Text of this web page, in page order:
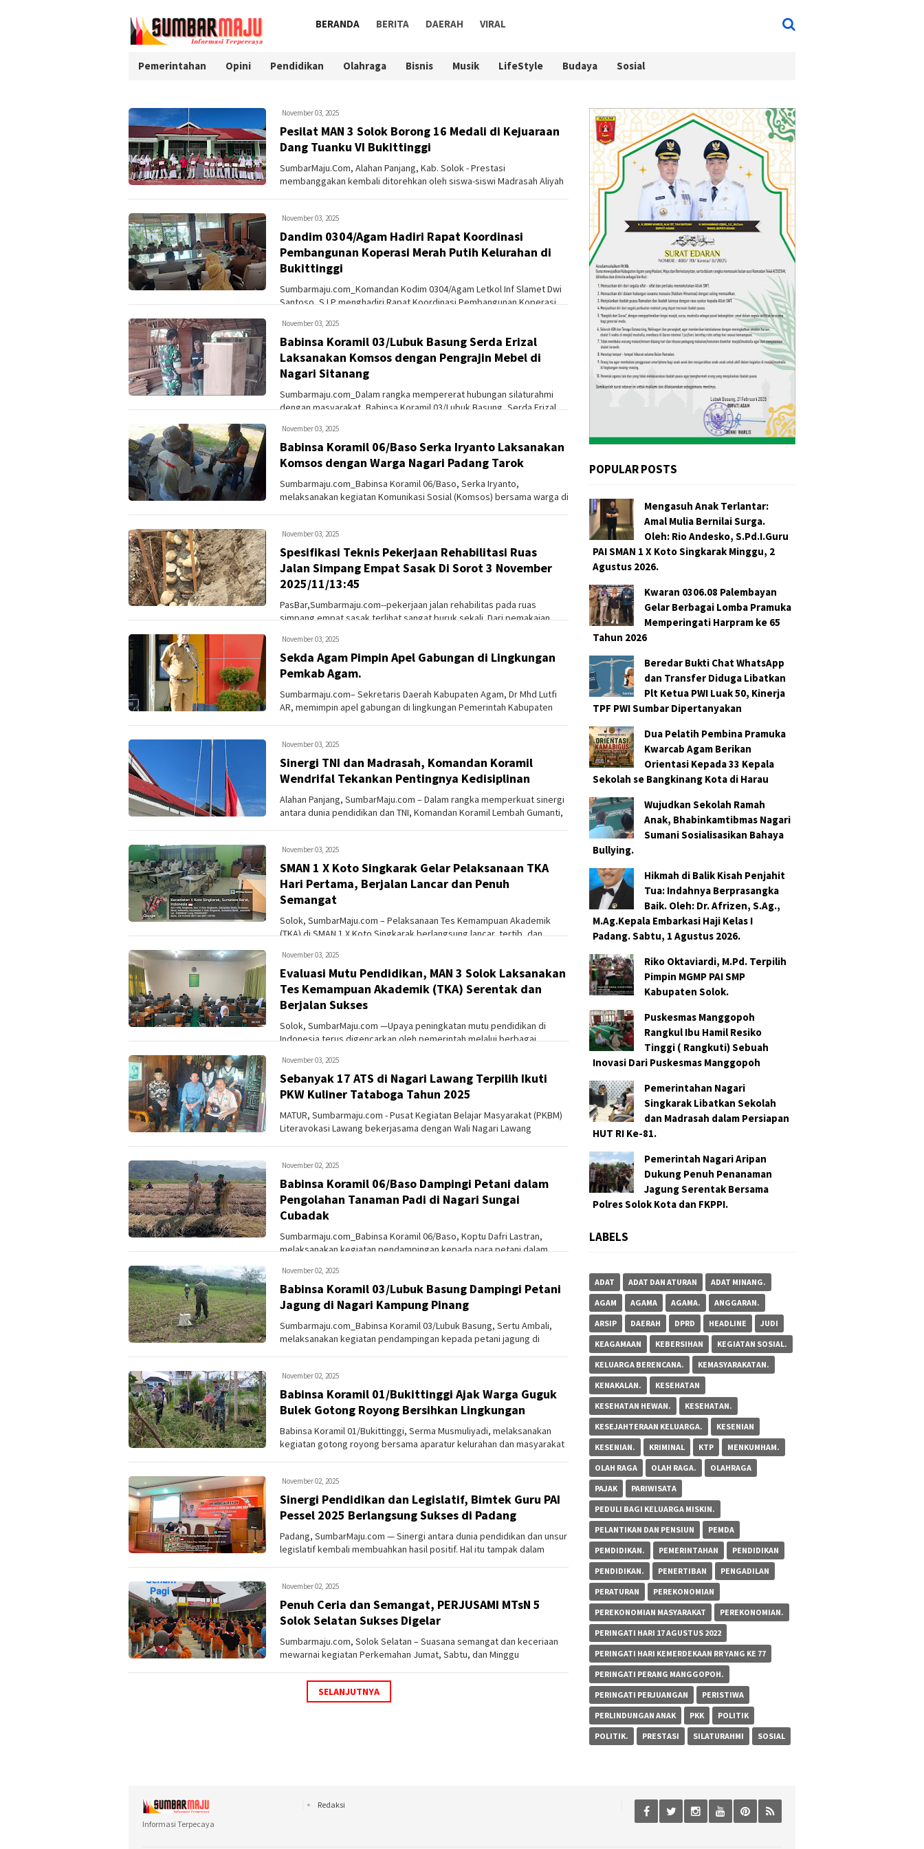
BERANDA BERITA DAERAH VIRAL
Pemerintahan Opini Pendidikan Olahraga Bisnis Musik LifeStyle Budaya Sosial
November 03, 2025
Pesilat MAN 3 Solok Borong 16 Medali di Kejuaraan
Dang Tuanku VI Bukittinggi
SumbarMaju.Com, Alahan Panjang, Kab. Solok - Prestasi
membanggakan kembali ditorehkan oleh siswa-siswi Madrasah Aliyah
November 03, 2025
Dandim 0304/Agam Hadiri Rapat Koordinasi
Pembangunan Koperasi Merah Putih Kelurahan di
Bukittinggi
Sumbarmaju.com_Komandan Kodim 0304/Agam Letkol Inf Slamet Dwi
Santoso, S.I.P menghadiri Rapat Koordinasi Pembangunan Koperasi
November 03, 2025
Babinsa Koramil 03/Lubuk Basung Serda Erizal
Laksanakan Komsos dengan Pengrajin Mebel di
Nagari Sitanang
Sumbarmaju.com_Dalam rangka mempererat hubungan silaturahmi
dengan masyarakat, Babinsa Koramil 03/Lubuk Basung, Serda Erizal,
November 03, 2025
Babinsa Koramil 06/Baso Serka Iryanto Laksanakan
Komsos dengan Warga Nagari Padang Tarok
Sumbarmaju.com_Babinsa Koramil 06/Baso, Serka Iryanto,
melaksanakan kegiatan Komunikasi Sosial (Komsos) bersama warga di
November 03, 2025
Spesifikasi Teknis Pekerjaan Rehabilitasi Ruas
Jalan Simpang Empat Sasak Di Sorot 3 November
2025/11/13:45
PasBar,Sumbarmaju.com--pekerjaan jalan rehabilitas pada ruas
simpang empat sasak terlihat sangat buruk sekali. Dari pemakaian
November 03, 2025
Sekda Agam Pimpin Apel Gabungan di Lingkungan
Pemkab Agam.
Sumbarmaju.com– Sekretaris Daerah Kabupaten Agam, Dr Mhd Lutfi
AR, memimpin apel gabungan di lingkungan Pemerintah Kabupaten
November 03, 2025
Sinergi TNI dan Madrasah, Komandan Koramil
Wendrifal Tekankan Pentingnya Kedisiplinan
Alahan Panjang, SumbarMaju.com – Dalam rangka memperkuat sinergi
antara dunia pendidikan dan TNI, Komandan Koramil Lembah Gumanti,
November 03, 2025
SMAN 1 X Koto Singkarak Gelar Pelaksanaan TKA
Hari Pertama, Berjalan Lancar dan Penuh
Semangat
Solok, SumbarMaju.com – Pelaksanaan Tes Kemampuan Akademik
(TKA) di SMAN 1 X Koto Singkarak berlangsung lancar, tertib, dan
November 03, 2025
Evaluasi Mutu Pendidikan, MAN 3 Solok Laksanakan
Tes Kemampuan Akademik (TKA) Serentak dan
Berjalan Sukses
Solok, SumbarMaju.com —Upaya peningkatan mutu pendidikan di
Indonesia terus digencarkan oleh pemerintah melalui berbagai
November 03, 2025
Sebanyak 17 ATS di Nagari Lawang Terpilih Ikuti
PKW Kuliner Tataboga Tahun 2025
MATUR, Sumbarmaju.com - Pusat Kegiatan Belajar Masyarakat (PKBM)
Literavokasi Lawang bekerjasama dengan Wali Nagari Lawang
November 02, 2025
Babinsa Koramil 06/Baso Dampingi Petani dalam
Pengolahan Tanaman Padi di Nagari Sungai
Cubadak
Sumbarmaju.com_Babinsa Koramil 06/Baso, Koptu Dafri Lastran,
melaksanakan kegiatan pendampingan kepada para petani dalam
November 02, 2025
Babinsa Koramil 03/Lubuk Basung Dampingi Petani
Jagung di Nagari Kampung Pinang
Sumbarmaju.com_Babinsa Koramil 03/Lubuk Basung, Sertu Ambali,
melaksanakan kegiatan pendampingan kepada petani jagung di
November 02, 2025
Babinsa Koramil 01/Bukittinggi Ajak Warga Guguk
Bulek Gotong Royong Bersihkan Lingkungan
Babinsa Koramil 01/Bukittinggi, Serma Musmuliyadi, melaksanakan
kegiatan gotong royong bersama aparatur kelurahan dan masyarakat
November 02, 2025
Sinergi Pendidikan dan Legislatif, Bimtek Guru PAI
Pessel 2025 Berlangsung Sukses di Padang
Padang, SumbarMaju.com — Sinergi antara dunia pendidikan dan unsur
legislatif kembali membuahkan hasil positif. Hal itu tampak dalam
November 02, 2025
Penuh Ceria dan Semangat, PERJUSAMI MTsN 5
Solok Selatan Sukses Digelar
Sumbarmaju.com, Solok Selatan – Suasana semangat dan keceriaan
mewarnai kegiatan Perkemahan Jumat, Sabtu, dan Minggu
SELANJUTNYA
POPULAR POSTS
Mengasuh Anak Terlantar:
Amal Mulia Bernilai Surga.
Oleh: Rio Andesko, S.Pd.I.Guru
PAI SMAN 1 X Koto Singkarak Minggu, 2
Agustus 2026.
Kwaran 0306.08 Palembayan
Gelar Berbagai Lomba Pramuka
Memperingati Harpram ke 65
Tahun 2026
Beredar Bukti Chat WhatsApp
dan Transfer Diduga Libatkan
Plt Ketua PWI Luak 50, Kinerja
TPF PWI Sumbar Dipertanyakan
Dua Pelatih Pembina Pramuka
Kwarcab Agam Berikan
Orientasi Kepada 33 Kepala
Sekolah se Bangkinang Kota di Harau
Wujudkan Sekolah Ramah
Anak, Bhabinkamtibmas Nagari
Sumani Sosialisasikan Bahaya
Bullying.
Hikmah di Balik Kisah Penjahit
Tua: Indahnya Berprasangka
Baik. Oleh: Dr. Afrizen, S.Ag.,
M.Ag.Kepala Embarkasi Haji Kelas I
Padang. Sabtu, 1 Agustus 2026.
Riko Oktaviardi, M.Pd. Terpilih
Pimpin MGMP PAI SMP
Kabupaten Solok.
Puskesmas Manggopoh
Rangkul Ibu Hamil Resiko
Tinggi ( Rangkuti) Sebuah
Inovasi Dari Puskesmas Manggopoh
Pemerintahan Nagari
Singkarak Libatkan Sekolah
dan Madrasah dalam Persiapan
HUT RI Ke-81.
Pemerintah Nagari Aripan
Dukung Penuh Penanaman
Jagung Serentak Bersama
Polres Solok Kota dan FKPPI.
LABELS
ADAT ADAT DAN ATURAN
ADAT MINANG.
AGAM
AGAMA AGAMA.
ANGGARAN.
ARSIP
DAERAH DPRD HEADLINE
JUDI
KEAGAMAAN
KEBERSIHAN
KEGIATAN SOSIAL.
KELUARGA BERENCANA.
KEMASYARAKATAN.
KENAKALAN.
KESEHATAN
KESEHATAN HEWAN.
KESEHATAN.
KESEJAHTERAAN KELUARGA.
KESENIAN
KESENIAN.
KRIMINAL KTP
MENKUMHAM.
OLAH RAGA
OLAH RAGA.
OLAHRAGA
PAJAK
PARIWISATA
PEDULI BAGI KELUARGA MISKIN.
PELANTIKAN DAN PENSIUN
PEMDA
PEMDIDIKAN.
PEMERINTAHAN
PENDIDIKAN
PENDIDIKAN.
PENERTIBAN
PENGADILAN
PERATURAN
PEREKONOMIAN
PEREKONOMIAN MASYARAKAT
PEREKONOMIAN.
PERINGATI HARI 17 AGUSTUS 2022
PERINGATI HARI KEMERDEKAAN RR YANG KE 77
PERINGATI PERANG MANGGOPOH.
PERINGATI PERJUANGAN
PERISTIWA
PERLINDUNGAN ANAK
PKK
POLITIK
POLITIK.
PRESTASI SILATURAHMI SOSIAL
Informasi Terpecaya
Redaksi